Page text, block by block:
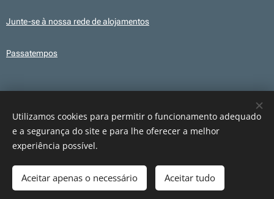
Junte-se à nossa rede de alojamentos
Passatempos
Este site utiliza, em alguns conteúdos, ilustrações e elementos gráficos
criados com recurso a IA para fins ilustrativos. Os conteúdos publicados são
revistos e verificados antes da sua publicação.
Cookies
Utilizamos cookies para permitir o funcionamento adequado
e a segurança do site e para lhe oferecer a melhor
experiência possível.
Aceitar apenas o necessário Aceitar tudo